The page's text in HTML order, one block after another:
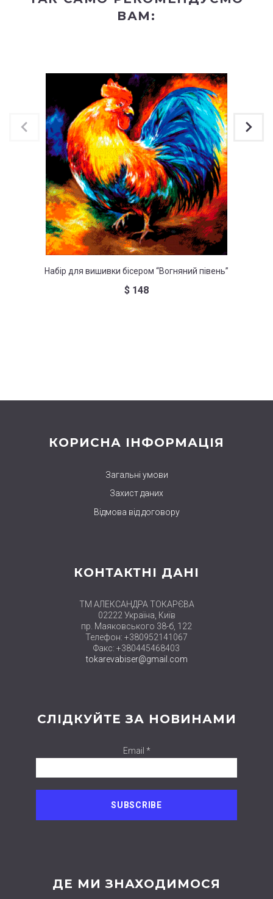
ВАМ:
Набір для вишивки бісером “Вогняний півень”
$ 148
КОРИСНА ІНФОРМАЦІЯ
Загальні умови
Захист даних
Відмова від договору
КОНТАКТНІ ДАНІ
ТМ АЛЕКСАНДРА ТОКАРЄВА
02222 Україна, Київ
пр. Маяковського 38-б, 122
Телефон: +380952141067
Факс: +380445468403
tokarevabiser@gmail.com
СЛІДКУЙТЕ ЗА НОВИНАМИ
Email *
ДЕ МИ ЗНАХОДИМОСЯ